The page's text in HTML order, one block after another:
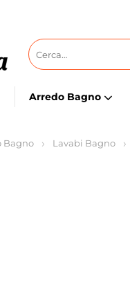
Cerca:
Arredo Bagno
Bagno Lavabi Bagno